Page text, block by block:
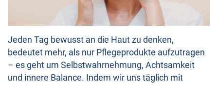
Jeden Tag bewusst an die Haut zu denken,
bedeutet mehr, als nur Pflegeprodukte aufzutragen
– es geht um Selbstwahrnehmung, Achtsamkeit
und innere Balance. Indem wir uns täglich mit